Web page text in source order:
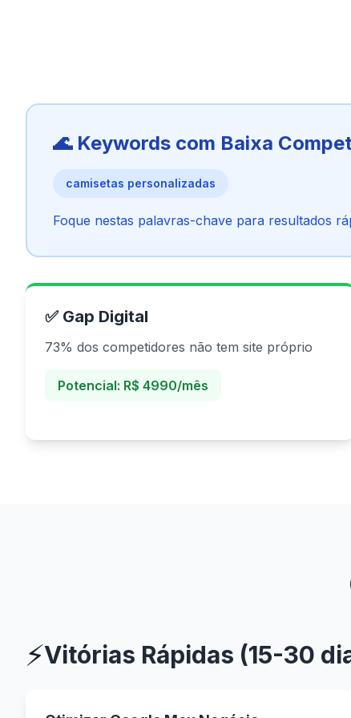
🌊 Keywords com Baixa
camisetas personalizadas
Foque nestas palavras-chave para resultados
✅ Gap Digital
73% dos competidores não tem site próprio
Potencial: R$ 4990/mês
⚡Vitórias Rápidas (15-30